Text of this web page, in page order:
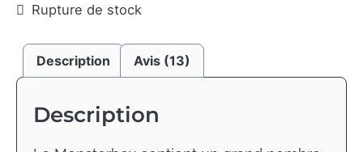
Rupture de stock
Description Avis (13)
Description